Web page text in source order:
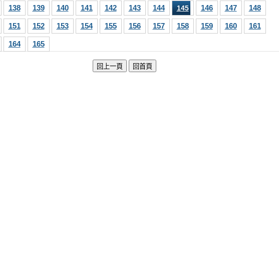
138 139 140 141 142 143 144 145 146 147 148
151 152 153 154 155 156 157 158 159 160 161
164 165